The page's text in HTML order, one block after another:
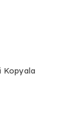
Kopyala